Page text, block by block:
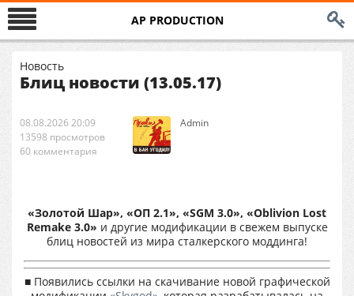
AP PRODUCTION
Новость
Блиц новости (13.05.17)
08.08.2026 20:09
13598 просмотров
60 комментария
Аdmin
«Золотой Шар», «ОП 2.1», «SGM 3.0», «Oblivion Lost
Remake 3.0» и другие модификации в свежем выпуске
блиц новостей из мира сталкерского моддинга!
■ Появились ссылки на скачивание новой графической